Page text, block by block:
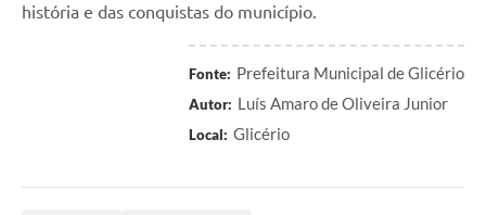
história e das conquistas do município.
Fonte: Prefeitura Municipal de Glicério
Autor: Luís Amaro de Oliveira Junior
Local: Glicério